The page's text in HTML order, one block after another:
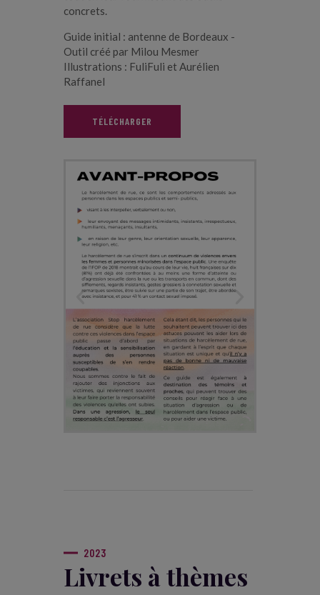
concrets.
Guide initial : antenne de Bordeaux -
Outil créé par Milou Mesmer
Illustrations : FuliFuli et Aurélien
Raffanel
TÉLÉCHARGER
2023
Livrets à thèmes